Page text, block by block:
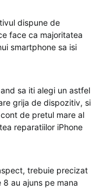
dispune de
face ca majoritatea
smartphone sa isi
sa iti alegi un astfel
grija de dispozitiv, si
de pretul mare al
reparatiilor iPhone
trebuie precizat
au ajuns pe mana